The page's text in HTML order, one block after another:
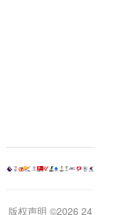
版权声明 ©2026 24